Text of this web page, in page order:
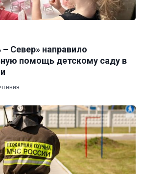
Север» направило
помощь детскому саду в